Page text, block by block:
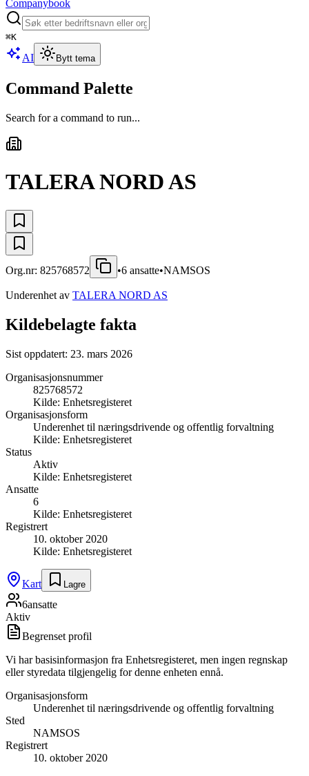
Companybook
⌘K
AI Bytt tema
Command Palette
Search for a command to run...
TALERA NORD AS
Org.nr: 825768572 •6 ansatte•NAMSOS
Underenhet av TALERA NORD AS
Kildebelagte fakta
Sist oppdatert: 23. mars 2026
Organisasjonsnummer
825768572
Kilde: Enhetsregisteret
Organisasjonsform
Underenhet til næringsdrivende og offentlig forvaltning
Kilde: Enhetsregisteret
Status
Aktiv
Kilde: Enhetsregisteret
Ansatte
6
Kilde: Enhetsregisteret
Registrert
10. oktober 2020
Kilde: Enhetsregisteret
Kart Lagre
6ansatte
Aktiv
Begrenset profil
Vi har basisinformasjon fra Enhetsregisteret, men ingen regnskap
eller styredata tilgjengelig for denne enheten ennå.
Organisasjonsform
Underenhet til næringsdrivende og offentlig forvaltning
Sted
NAMSOS
Registrert
10. oktober 2020